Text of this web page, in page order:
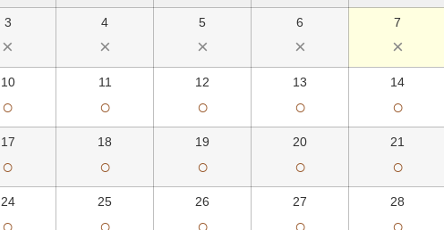
3
×
4
×
5
×
6
×
7
×
10
○
11
○
12
○
13
○
14
○
17
○
18
○
19
○
20
○
21
○
24 25 26 27 28